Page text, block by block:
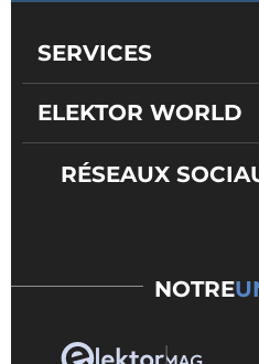
SERVICES
ELEKTOR WORLD
RÉSEAUX
NOTRE